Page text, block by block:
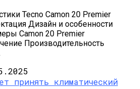
Tecno Camon 20 Premier
Дизайн и особенности
Camon 20 Premier
Производительность